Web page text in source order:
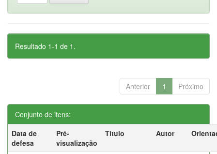
Resultado 1-1 de 1.
Anterior 1 Próximo
Conjunto de itens:
Data de
defesa
Pré-
visualização
Título Autor